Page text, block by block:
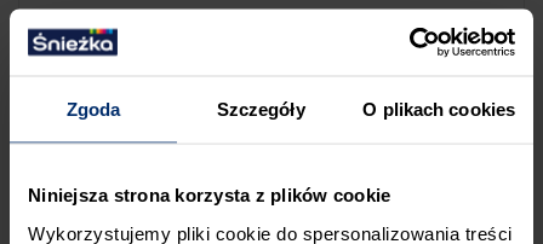
Zgoda Szczegóły O plikach cookies
Niniejsza strona korzysta z plików cookie
Wykorzystujemy pliki cookie do spersonalizowania treści
Jeśli uważasz, że ten sklep nie powinien znaleźć się na liście